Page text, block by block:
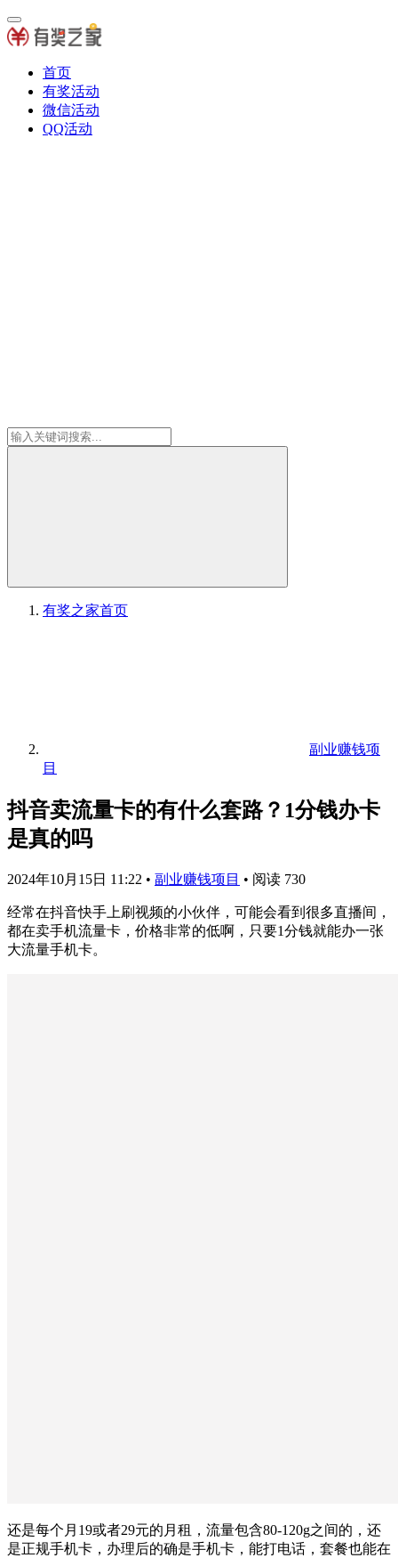
首页
有奖活动
微信活动
QQ活动
有奖之家首页
副业赚钱项
目
抖音卖流量卡的有什么套路？1分钱办卡
是真的吗
2024年10月15日 11:22 • 副业赚钱项目 • 阅读 730
经常在抖音快手上刷视频的小伙伴，可能会看到很多直播间，
都在卖手机流量卡，价格非常的低啊，只要1分钱就能办一张
大流量手机卡。
还是每个月19或者29元的月租，流量包含80-120g之间的，还
是正规手机卡，办理后的确是手机卡，能打电话，套餐也能在